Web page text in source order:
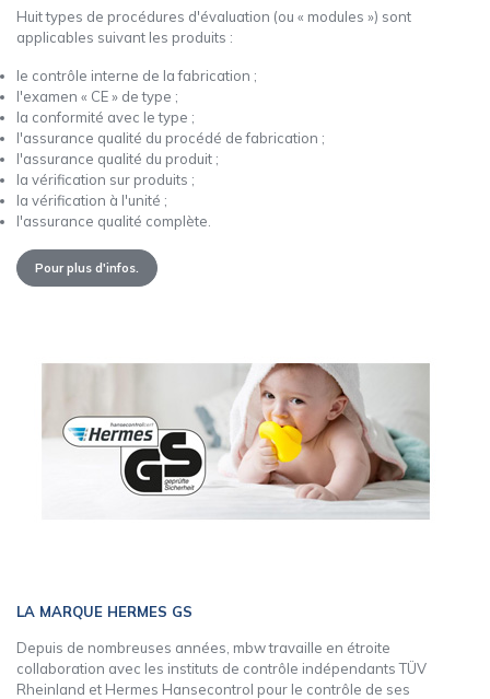
Huit types de procédures d'évaluation (ou « modules ») sont
applicables suivant les produits :
le contrôle interne de la fabrication ;
l'examen « CE » de type ;
la conformité avec le type ;
l'assurance qualité du procédé de fabrication ;
l'assurance qualité du produit ;
la vérification sur produits ;
la vérification à l'unité ;
l'assurance qualité complète.
Pour plus d'infos.
LA MARQUE HERMES GS
Depuis de nombreuses années, mbw travaille en étroite
collaboration avec les instituts de contrôle indépendants TÜV
Rheinland et Hermes Hansecontrol pour le contrôle de ses